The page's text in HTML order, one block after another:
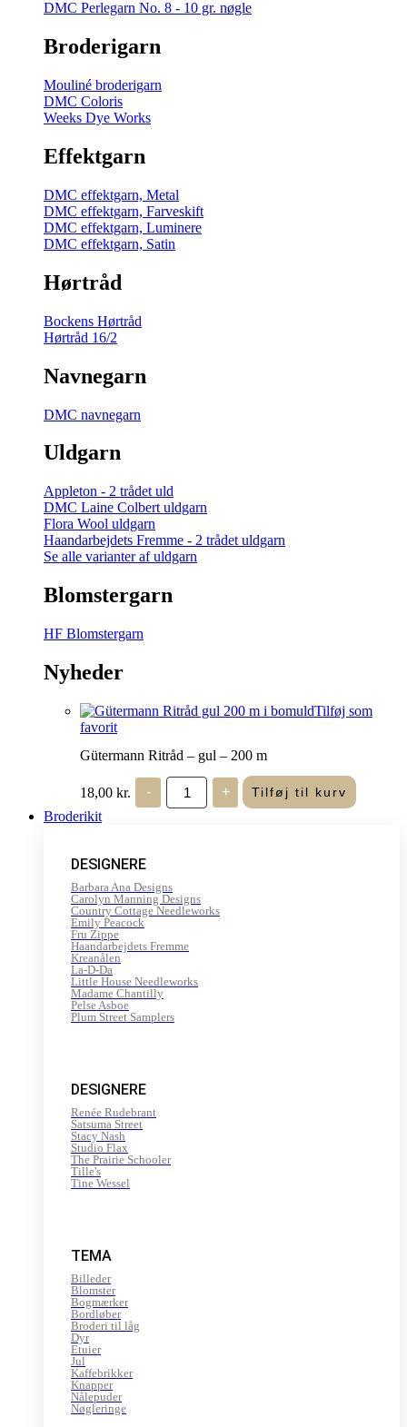
DMC Perlegarn No. 8 - 10 gr. nøgle
Broderigarn
Mouliné broderigarn
DMC Coloris
Weeks Dye Works
Effektgarn
DMC effektgarn, Metal
DMC effektgarn, Farveskift
DMC effektgarn, Luminere
DMC effektgarn, Satin
Hørtråd
Bockens Hørtråd
Hørtråd 16/2
Navnegarn
DMC navnegarn
Uldgarn
Appleton - 2 trådet uld
DMC Laine Colbert uldgarn
Flora Wool uldgarn
Haandarbejdets Fremme - 2 trådet uldgarn
Se alle varianter af uldgarn
Blomstergarn
HF Blomstergarn
Nyheder
Tilføj som
favorit
Gütermann Ritråd – gul – 200 m
18,00 kr. -
Gütermann
Ritråd
-
antal
+ Tilføj til kurv
Broderikit
DESIGNERE
Barbara Ana Designs
Carolyn Manning Designs
Country Cottage Needleworks
Emily Peacock
Fru Zippe
Haandarbejdets Fremme
Kreanålen
La-D-Da
Little House Needleworks
Madame Chantilly
Pelse Asboe
Plum Street Samplers
DESIGNERE
Renée Rudebrant
Satsuma Street
Stacy Nash
Studio Flax
The Prairie Schooler
Tille's
Tine Wessel
TEMA
Billeder
Blomster
Bogmærker
Bordløber
Broderi til låg
Dyr
Etuier
Jul
Kaffebrikker
Knapper
Nålepuder
Nøgleringe